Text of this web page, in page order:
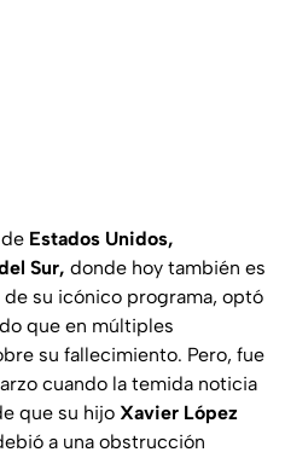
Estados Unidos,
Sur, donde hoy también es
su icónico programa, optó
que en múltiples
su fallecimiento. Pero, fue
cuando la temida noticia
que su hijo Xavier López
a una obstrucción